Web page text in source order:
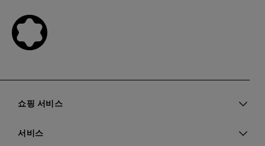
쇼핑 서비스
서비스